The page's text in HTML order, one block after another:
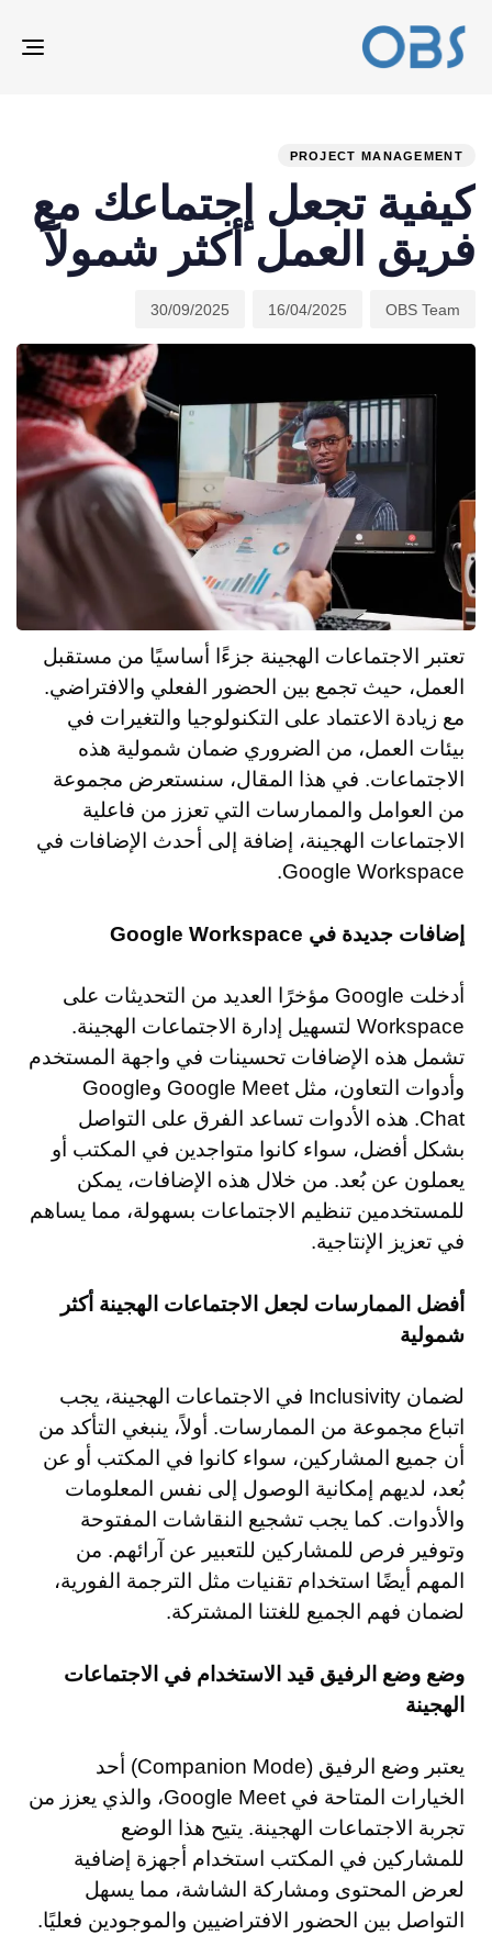
PROJECT MANAGEMENT
كيفية تجعل إجتماعك مع
فريق العمل أكثر شمولاً
OBS Team
16/04/2025
30/09/2025
تعتبر الاجتماعات الهجينة جزءًا أساسيًا من مستقبل
العمل، حيث تجمع بين الحضور الفعلي والافتراضي.
مع زيادة الاعتماد على التكنولوجيا والتغيرات في
بيئات العمل، من الضروري ضمان شمولية هذه
الاجتماعات. في هذا المقال، سنستعرض مجموعة
من العوامل والممارسات التي تعزز من فاعلية
الاجتماعات الهجينة، إضافة إلى أحدث الإضافات في
Google Workspace.
إضافات جديدة في Google Workspace
أدخلت Google مؤخرًا العديد من التحديثات على
Workspace لتسهيل إدارة الاجتماعات الهجينة.
تشمل هذه الإضافات تحسينات في واجهة المستخدم
وأدوات التعاون، مثل Google Meet وGoogle
Chat. هذه الأدوات تساعد الفرق على التواصل
بشكل أفضل، سواء كانوا متواجدين في المكتب أو
يعملون عن بُعد. من خلال هذه الإضافات، يمكن
للمستخدمين تنظيم الاجتماعات بسهولة، مما يساهم
في تعزيز الإنتاجية.
أفضل الممارسات لجعل الاجتماعات الهجينة أكثر
شمولية
لضمان Inclusivity في الاجتماعات الهجينة، يجب
اتباع مجموعة من الممارسات. أولاً، ينبغي التأكد من
أن جميع المشاركين، سواء كانوا في المكتب أو عن
بُعد، لديهم إمكانية الوصول إلى نفس المعلومات
والأدوات. كما يجب تشجيع النقاشات المفتوحة
وتوفير فرص للمشاركين للتعبير عن آرائهم. من
المهم أيضًا استخدام تقنيات مثل الترجمة الفورية،
لضمان فهم الجميع للغتنا المشتركة.
وضع وضع الرفيق قيد الاستخدام في الاجتماعات
الهجينة
يعتبر وضع الرفيق (Companion Mode) أحد
الخيارات المتاحة في Google Meet، والذي يعزز من
تجربة الاجتماعات الهجينة. يتيح هذا الوضع
للمشاركين في المكتب استخدام أجهزة إضافية
لعرض المحتوى ومشاركة الشاشة، مما يسهل
التواصل بين الحضور الافتراضيين والموجودين فعليًا.